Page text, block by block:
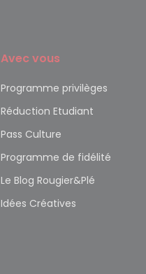
Avec vous
Programme privilèges
Réduction Etudiant
Pass Culture
Programme de fidélité
Le Blog Rougier&Plé
Idées Créatives